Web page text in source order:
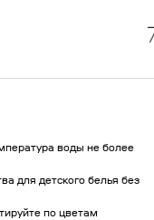
воды не более
для детского белья без
по цветам